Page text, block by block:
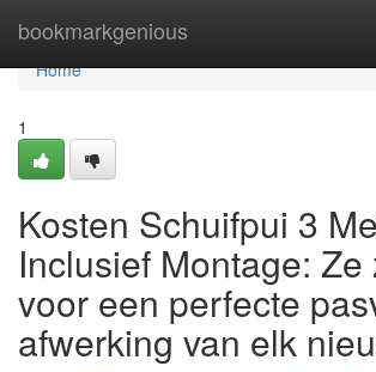
bookmarkgenious
Home
Home
1
Kosten Schuifpui 3
Inclusief Montage: Ze
voor een perfecte
afwerking van elk